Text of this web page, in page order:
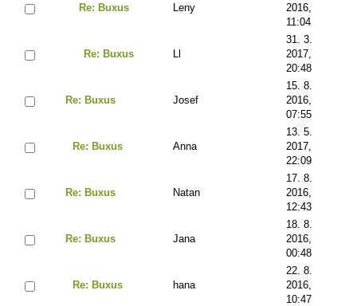
Re: Buxus Leny
2016,
11:04
Re: Buxus
31. 3.
2017,
20:48
Re: Buxus Josef
15. 8.
2016,
07:55
Re: Buxus Anna
13. 5.
2017,
22:09
Re: Buxus Natan
17. 8.
2016,
12:43
Re: Buxus Jana
18. 8.
2016,
00:48
Re: Buxus hana
22. 8.
2016,
10:47